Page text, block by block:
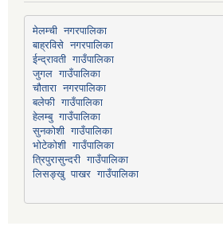
मेलम्ची नगरपालिका
बाह्रविसे नगरपालिका
ईन्द्रावती गाउँपालिका
जुगल गाउँपालिका
चौतारा नगरपालिका
बलेफी गाउँपालिका
हेलम्बु गाउँपालिका
सुनकोशी गाउँपालिका
भोटेकोशी गाउँपालिका
त्रिपुरासुन्दरी गाउँपालिका
लिसङ्खु पाखर गाउँपालिका